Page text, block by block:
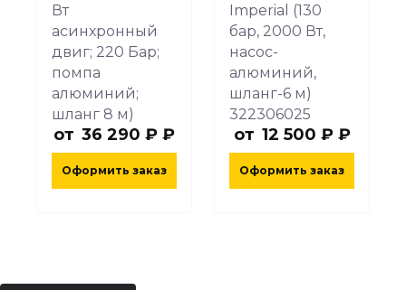
Вт
асинхронный
двиг; 220 Бар;
помпа
алюминий;
шланг 8 м)
от 36 290 ₽ ₽
Оформить заказ
Imperial (130
бар, 2000 Вт,
насос-
алюминий,
шланг-6 м)
322306025
от 12 500 ₽ ₽
Оформить заказ